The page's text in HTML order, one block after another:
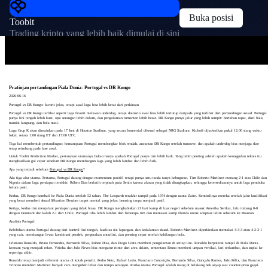
Toobit
Trading kripto yang lebih baik dimulai di sini
Buka posisi
Pratinjau pertandingan Piala Dunia: Portugal vs DR Kongo
2026-06-16
Portugal vs DR Kongo: favorit jelas, tetapi awal laga bisa lebih ketat dari perkiraan
Portugal vs DR Kongo terlihat seperti laga favorit melawan underdog, tetapi skenario awal bisa lebih tertutup daripada yang terlihat dari perbandingan skuad. Portugal
punya lini tengah lebih kuat, opsi serangan lebih dalam, dan pengalaman turnamen lebih besar. DR Kongo punya jalur yang lebih sempit: bertahan rapat, duel fisik,
transisi langsung, dan bola mati.
Laga Grup K akan dimainkan pada 17 Juni di Houston Stadium, yang secara komersial dikenal sebagai NRG Stadium. Kickoff dijadwalkan pukul 12:00 siang waktu
lokal, setara 1:00 siang ET dan 17:00 UTC.
Tiga hal membentuk pertandingan: kemampuan Portugal membongkar blok rendah, ancaman DR Kongo setelah turnover, dan apakah underdog bisa menjaga skor
tetap seimbang pada fase awal.
Untuk Toobit Prediction Market, pertanyaan utamanya bukan hanya apakah Portugal punya tim lebih baik. Yang lebih penting adalah apakah keunggulan teknis itu
menghasilkan gol cepat sebelum DR Kongo membangun laga yang lebih lambat dan lebih fisik.
Apa yang terjadi sebelum Portugal vs DR Kongo?
Ada tiga alur utama. Pertama, Portugal datang dengan momentum positif, tetapi punya satu tanda tanya kebugaran. Tim Roberto Martínez menang 2-1 atas Chile dan
Nigeria dalam laga persiapan terakhir. Rúben Dias berlatih terpisah pada Senin karena alasan yang tidak diungkapkan, sehingga ketersediaannya untuk laga pembuka
belum pasti.
Kedua, DR Kongo kembali ke Piala Dunia setelah 52 tahun. The Leopards terakhir tampil pada 1974 dengan nama Zaire. Kembalinya mereka setelah jalur kualifikasi
yang berat memberi skuad Sébastien Desabre target mental yang jelas: bersaing tanpa menjadi pasif.
Ketiga, kedua tim menjalani persiapan yang tidak biasa. DR Kongo menghabiskan 21 hari kamp di luar negeri sebelum masuk Amerika Serikat, lalu imbang 0-0
dengan Denmark dan kalah 2-1 dari Chile. Portugal tiba lebih lambat dari beberapa tim dan memakai kamp Florida untuk adaptasi iklim sebelum ke Houston.
Analisis Portugal
Kelebihan utama Portugal datang dari kontrol lini tengah, kualitas sisi lapangan, dan kedalaman skuad. Roberto Martínez diperkirakan memakai 4-3-3 atau 4-2-3-1
yang cair, membangun lewat kombinasi pendek, pergerakan antarlini, dan pressing cepat setelah kehilangan bola.
Cristiano Ronaldo, Bruno Fernandes, Bernardo Silva, Rúben Dias, dan Diogo Costa memberi pengalaman di setiap lini. Ronaldo berpotensi tampil di Piala Dunia
keenam yang menjadi rekor. Vitinha dan João Neves bisa mengatur ritme dari area dalam, sementara Bruno memberi umpan vertikal, lari terlambat, dan suplai ke
sepertiga akhir.
Ronaldo tetap menjadi referensi utama di kotak penalti. Pedro Neto, Rafael Leão, Francisco Conceição, Bernardo Silva, Gonçalo Ramos, João Félix, dan Francisco
Trincão memberi Martínez banyak cara mengubah lebar dan tempo serangan. Risiko utama Portugal adalah ruang di belakang bek sayap saat counter-press gagal.